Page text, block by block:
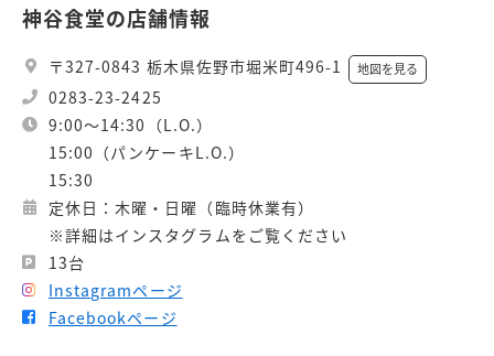
神谷食堂の店舗情報
〒327-0843 栃木県佐野市堀米町496-1 地図を見る
0283-23-2425
9:00～14:30（L.O.）
15:00（パンケーキL.O.）
15:30
定休日：木曜・日曜（臨時休業有）
※詳細はインスタグラムをご覧ください
13台
Instagramページ
Facebookページ